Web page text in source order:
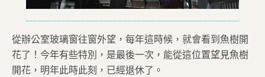
從辦公室玻璃窗往窗外望，每年這時候，就會看到魚樹開
花了！今年有些特別，是最後一次，能從這位置望見魚樹
開花，明年此時此刻，已經退休了。